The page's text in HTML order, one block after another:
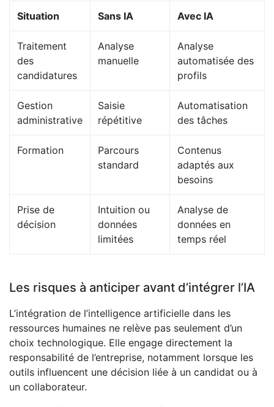
Situation Sans IA Avec IA
Traitement
des
candidatures
Analyse
manuelle
Analyse
automatisée des
profils
Gestion
administrative
Saisie
répétitive
Automatisation
des tâches
Formation
Parcours
standard
Contenus
adaptés aux
besoins
Prise de
décision
Intuition ou
données
limitées
Analyse de
données en
temps réel
Les risques à anticiper avant d’intégrer l’IA
L’intégration de l’intelligence artificielle dans les
ressources humaines ne relève pas seulement d’un
choix technologique. Elle engage directement la
responsabilité de l’entreprise, notamment lorsque les
outils influencent une décision liée à un candidat ou à
un collaborateur.